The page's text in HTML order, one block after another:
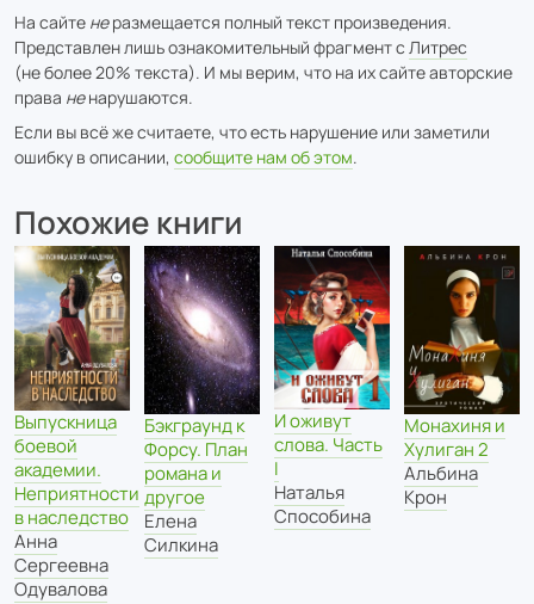
На сайте неразмещается полный текст произведения.
Представлен лишь ознакомительный фрагмент с Литрес
(не более 20% текста). И мы верим, что на их сайте авторские
права ненарушаются.
Если вы всё же считаете, что есть нарушение или заметили
ошибку в описании, сообщите нам об этом.
Похожие книги
Выпускница
боевой
академии.
Неприятности
в наследство
Анна
Сергеевна
Одувалова
Бэкграунд к
Форсу. План
романа и
другое
Елена
Силкина
И оживут
слова. Часть
I
Наталья
Способина
Монахиня и
Хулиган 2
Альбина
Крон